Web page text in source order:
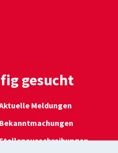
gesucht
Meldungen
Bekanntmachungen